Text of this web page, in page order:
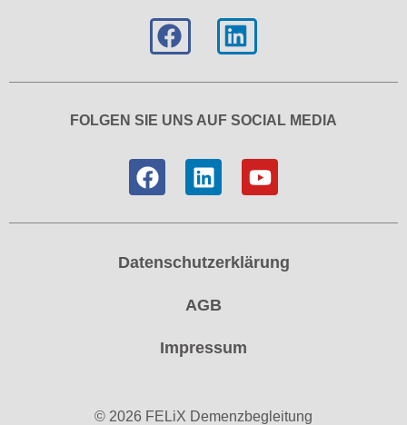
FOLGEN SIE UNS AUF SOCIAL MEDIA
Datenschutzerklärung
AGB
Impressum
© 2026 FELiX Demenzbegleitung